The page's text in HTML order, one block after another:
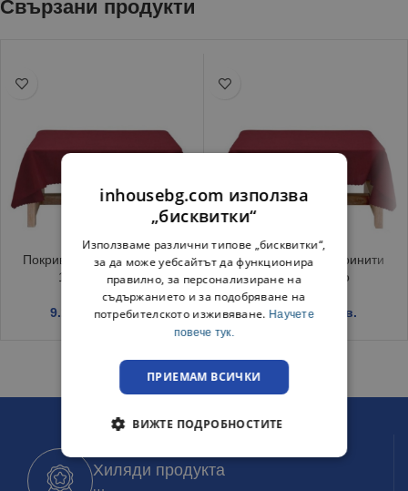
Свързани продукти
Покривка за маса Тринити
150/220 Бордо
9.19 / 17.97 лв.
Покривка за маса Тринити
120/150 Бордо
6.45€ / 12.62 лв.
Хиляди продукта
inhousebg.com използва
„бисквитки“
Използваме различни типове „бисквитки“,
за да може уебсайтът да функционира
правилно, за персонализиране на
съдържанието и за подобряване на
потребителското изживяване. Научете
повече тук.
ПРИЕМАМ ВСИЧКИ
ВИЖТЕ ПОДРОБНОСТИТЕ